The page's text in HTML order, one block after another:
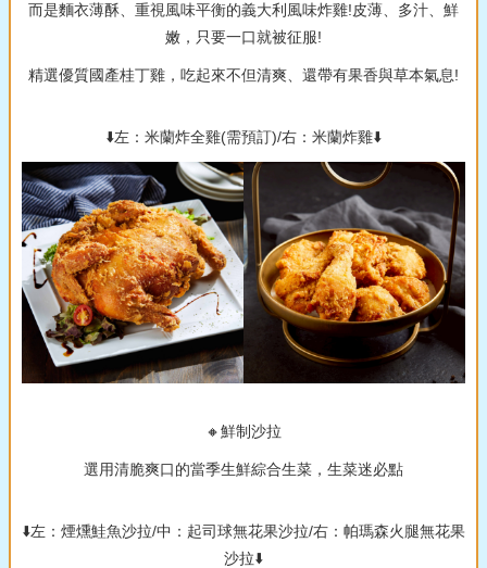
而是麵衣薄酥、重視風味平衡的義大利風味炸雞!皮薄、多汁、鮮
嫩，只要一口就被征服!
精選優質國產桂丁雞，吃起來不但清爽、還帶有果香與草本氣息!
⬇️左：米蘭炸全雞(需預訂)/右：米蘭炸雞⬇️
🔸鮮制沙拉
選用清脆爽口的當季生鮮綜合生菜，生菜迷必點
⬇️左：煙燻鮭魚沙拉/中：起司球無花果沙拉/右：帕瑪森火腿無花果
沙拉⬇️